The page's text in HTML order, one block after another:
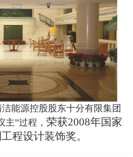
能源控股股东十分有限集团
主”过程，荣获2008年国家
程设计装饰奖。